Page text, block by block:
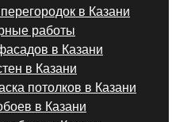
в Казани
работы
в Казани
в Казани
потолков в Казани
в Казани